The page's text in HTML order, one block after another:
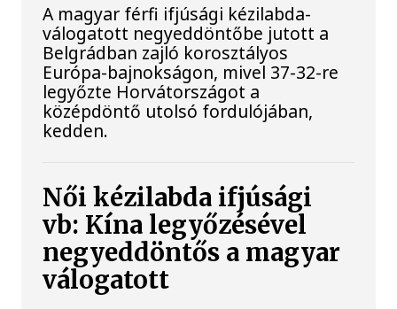
A magyar férfi ifjúsági kézilabda-
válogatott negyeddöntőbe jutott a
Belgrádban zajló korosztályos
Európa-bajnokságon, mivel 37-32-re
legyőzte Horvátországot a
középdöntő utolsó fordulójában,
kedden.
Női kézilabda ifjúsági
vb: Kína legyőzésével
negyeddöntős a magyar
válogatott